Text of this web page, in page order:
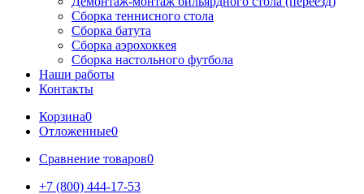
Сборка теннисного стола
Сборка батута
Сборка аэрохоккея
Сборка настольного футбола
Наши работы
Контакты
Корзина0
Отложенные0
Сравнение товаров0
+7 (800) 444-17-53